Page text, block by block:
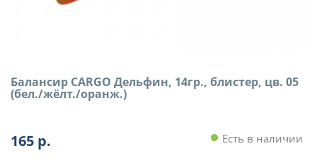
Балансир CARGO Дельфин, 14гр., блистер, цв. 05
(бел./жёлт./оранж.)
165 р. Есть в наличии